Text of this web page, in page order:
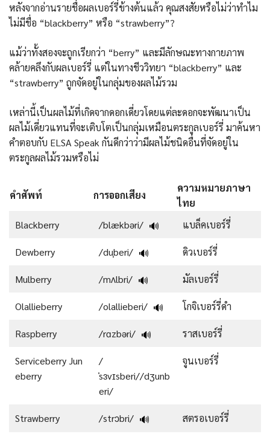
หลังจากอ่านรายชื่อผลเบอร์รี่ข้างต้นแล้ว คุณสงสัยหรือไม่ว่าทำไม
ไม่มีชื่อ “blackberry” หรือ “strawberry”?
แม้ว่าทั้งสองจะถูกเรียกว่า “berry” และมีลักษณะทางกายภาพ
คล้ายคลึงกับผลเบอร์รี่ แต่ในทางชีววิทยา “blackberry” และ
“strawberry” ถูกจัดอยู่ในกลุ่มของผลไม้รวม
เหล่านี้เป็นผลไม้ที่เกิดจากดอกเดี่ยวโดยแต่ละดอกจะพัฒนาเป็น
ผลไม้เดี่ยวแทนที่จะเติบโตเป็นกลุ่มเหมือนตระกูลเบอร์รี่ มาค้นหา
คำตอบกับ ELSA Speak กันดีกว่าว่ามีผลไม้ชนิดอื่นที่จัดอยู่ใน
ตระกูลผลไม้รวมหรือไม่
คำศัพท์ การออกเสียง
ความหมายภาษา
ไทย
Blackberry
/blækbəri/ 🔊 แบล็คเบอร์รี่
Dewberry /duˌberi/ 🔊 ดิวเบอร์รี่
Mulberry /mʌlbri/ 🔊 มัลเบอร์รี่
Olallieberry /olallieberi/ 🔊 โกจิเบอร์รี่ดำ
Raspberry /rɑzbəri/ 🔊 ราสเบอร์รี่
Serviceberry Jun
eberry
/
ˈsɜvɪsberi//dʒunb
eri/
จูนเบอร์รี่
Strawberry /strɔbri/ 🔊 สตรอเบอร์รี่